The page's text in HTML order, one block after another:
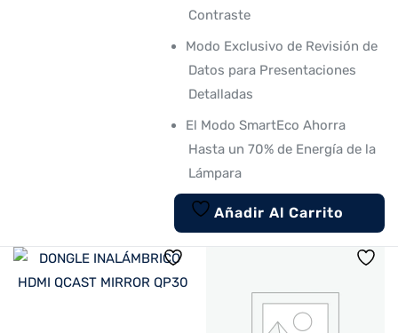
Contraste
Modo Exclusivo de Revisión de
Datos para Presentaciones
Detalladas
El Modo SmartEco Ahorra
Hasta un 70% de Energía de la
Lámpara
Añadir Al Carrito